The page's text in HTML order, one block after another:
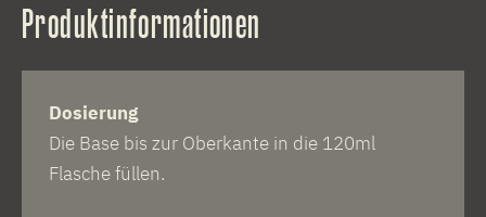
Produktinformationen
Dosierung
Die Base bis zur Oberkante in die 120ml
Flasche füllen.